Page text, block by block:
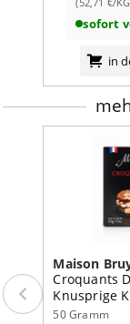
*In Frankreich
In einem
Unter
- gesättigte
Kohlenhydrate
davon:
sofort
in
Maison
Croquants
Knusprige
50 Gramm